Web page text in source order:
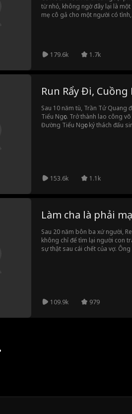
từ nhỏ, không ngờ đây lại là
mẹ cô gả cho một người có
Cố Noãn Noãn quyết tâm
không muốn để người thân mất
179.6k 1.7k
Run Rẩy Đi, Cuồng
Sau 10 năm tù, Trần Tử Quang
Tiểu Ngọc. Trở thành lao công
Đường Tiểu Ngọc ký thách đấu
153.6k 1.1k
Làm cha là phải
Sau 20 năm bôn ba xứ người,
không chỉ để tìm lại người con
sự thật sau cái chết của vợ.
mình vừa tìm lại được—trước khi
109.9k
979